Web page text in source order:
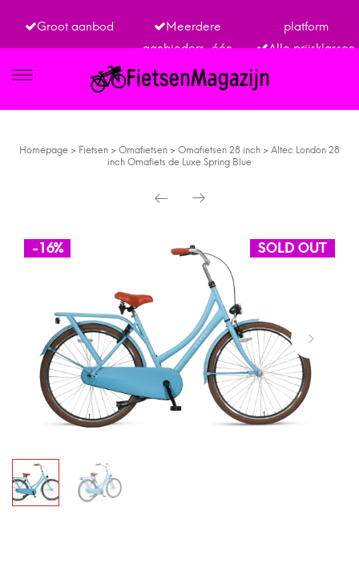
Groot aanbod
Meerdere
aanbieders, één
platform
Alle prijsklassen
Homepage > Fietsen > Omafietsen > Omafietsen 28 inch > Altec London 28
inch Omafiets de Luxe Spring Blue
-16% SOLD OUT